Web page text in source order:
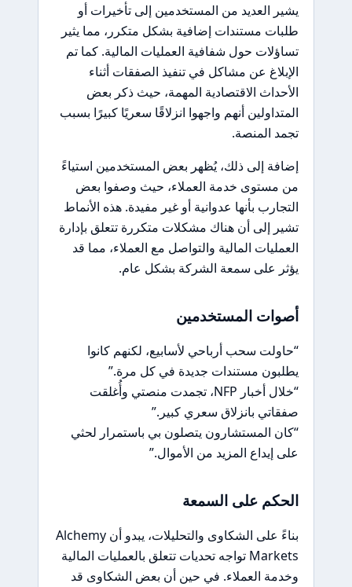
يشير العديد من المستخدمين إلى تأخيرات أو
طلبات مستندات إضافية بشكل متكرر، مما يثير
تساؤلات حول شفافية العمليات المالية. كما تم
الإبلاغ عن مشاكل في تنفيذ الصفقات أثناء
الأحداث الاقتصادية المهمة، حيث ذكر بعض
المتداولين أنهم واجهوا انزلاقًا سعريًا كبيرًا بسبب
تجمد المنصة.
إضافة إلى ذلك، يُظهر بعض المستخدمين استياءً
من مستوى خدمة العملاء، حيث وصفوا بعض
التجارب بأنها عدوانية أو غير مفيدة. هذه الأنماط
تشير إلى أن هناك مشكلات متكررة تتعلق بإدارة
العمليات المالية والتواصل مع العملاء، مما قد
يؤثر على سمعة الشركة بشكل عام.
أصوات المستخدمين
“حاولت سحب أرباحي لأسابيع، لكنهم كانوا
يطلبون مستندات جديدة في كل مرة.”
“خلال أخبار NFP، تجمدت منصتي وأُغلقت
صفقاتي بانزلاق سعري كبير.”
“كان المستشارون يتصلون بي باستمرار لحثي
على إيداع المزيد من الأموال.”
الحكم على السمعة
بناءً على الشكاوى والتحليلات، يبدو أن Alchemy
Markets تواجه تحديات تتعلق بالعمليات المالية
وخدمة العملاء. في حين أن بعض الشكاوى قد